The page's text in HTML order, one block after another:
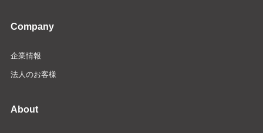
Company
企業情報
法人のお客様
About